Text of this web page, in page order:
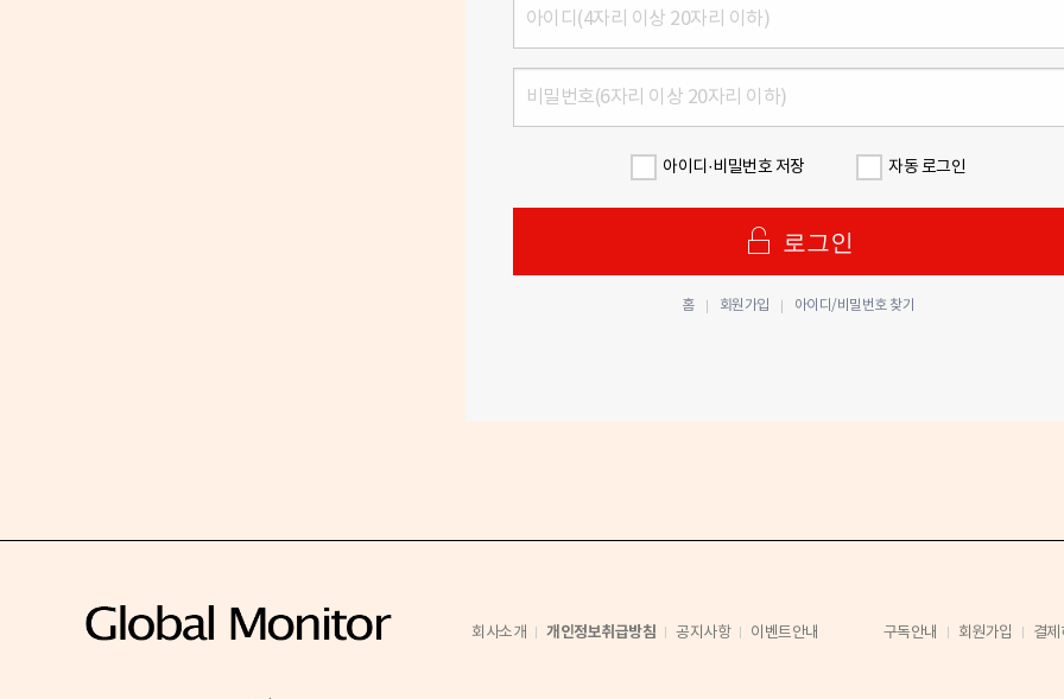
아이디·비밀번호 저장 자동 로그인
로그인
홈 회원가입 아이디/비밀번호 찾기
회사소개 개인정보취급방침 공지사항 이벤트안내 구독안내 회원가입 결제